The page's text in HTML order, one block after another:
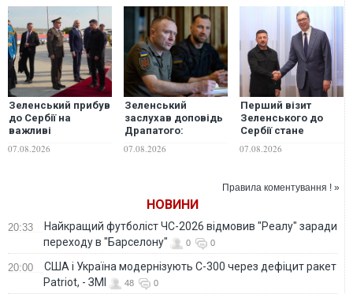
Зеленський прибув
до Сербії на
важливі
07.08.2026
Зеленський
заслухав доповідь
Драпатого:
питання захисту
далекобійні санкції
та кадрові питання
07.08.2026
Перший візит
Зеленського до
Сербії стане
росіянам" — ЗМІ
07.08.2026
Правила коментування ! »
НОВИНИ
20:33
Найкращий футболіст ЧС-2026 відмовив "Реалу" заради
переходу в "Барселону"
0 0
20:00
США і Україна модернізують С-300 через дефіцит ракет
Patriot, - ЗМІ
48 0